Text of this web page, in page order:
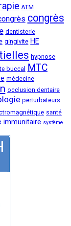
ATM
congrès
dentisterie
gingivite HE
hypnose
buccal MTC
médecine
occlusion dentaire
perturbateurs
santé
immunitaire système